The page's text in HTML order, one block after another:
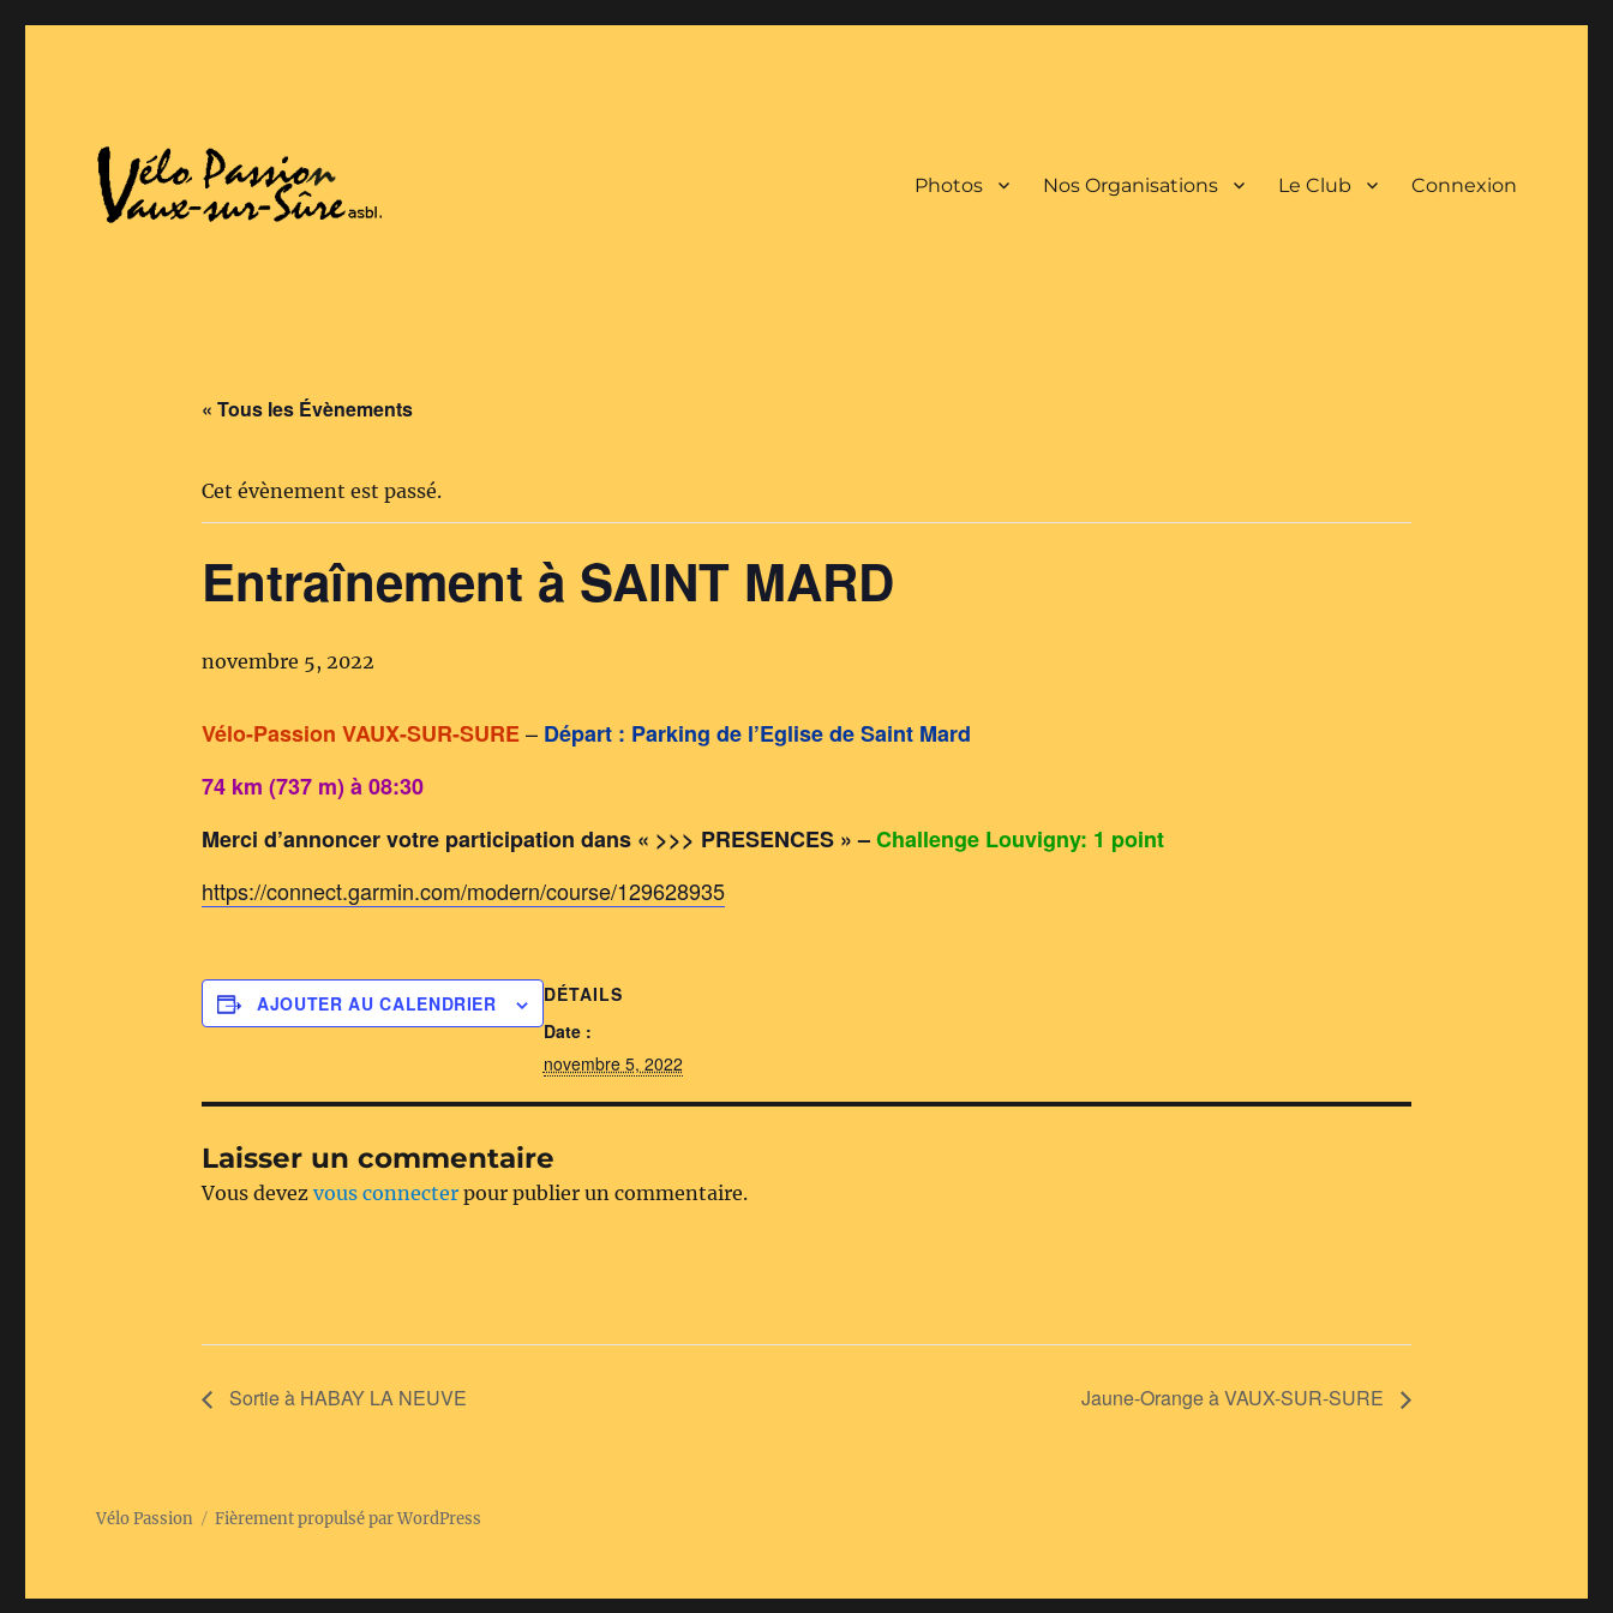
Photos Nos Organisations Le Club Connexion
« Tous les Évènements
Cet évènement est passé.
Entraînement à SAINT MARD
novembre 5, 2022
Vélo-Passion VAUX-SUR-SURE– Départ : Parking de l’Eglise de Saint Mard
74 km (737 m) à 08:30
Merci d’annoncer votre participation dans « >>> PRESENCES » –Challenge Louvigny: 1 point
https://connect.garmin.com/modern/course/129628935
AJOUTER AU CALENDRIER
DÉTAILS
Date :
novembre 5, 2022
Laisser un commentaire
Vous devez vous connecter pour publier un commentaire.
Sortie à HABAY LA NEUVE Jaune-Orange à VAUX-SUR-SURE
Vélo Passion Fièrement propulsé par WordPress